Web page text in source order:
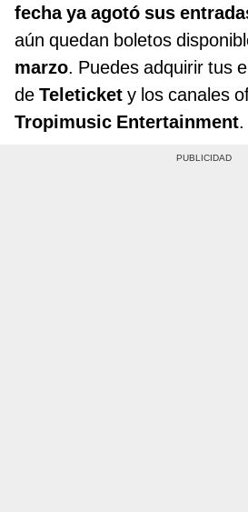
fecha ya agotó sus
aún quedan boletos
marzo. Puedes adquirir tus
de Teleticket y los canales
Tropimusic Entertainment.